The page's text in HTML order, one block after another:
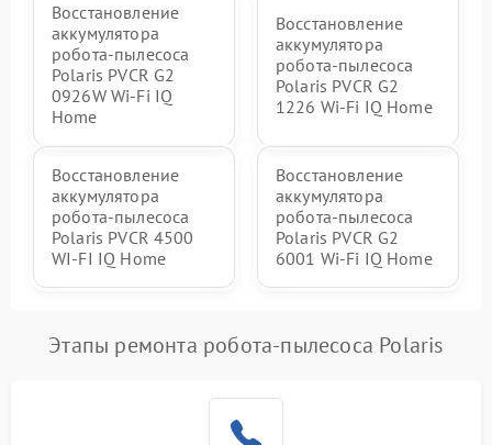
Восстановление
аккумулятора
робота-пылесоса
Polaris PVCR G2
0926W Wi-Fi IQ
Home
Восстановление
аккумулятора
робота-пылесоса
Polaris PVCR G2
1226 Wi-Fi IQ Home
Восстановление
аккумулятора
робота-пылесоса
Polaris PVCR 4500
WI-FI IQ Home
Восстановление
аккумулятора
робота-пылесоса
Polaris PVCR G2
6001 Wi-Fi IQ Home
Этапы ремонта робота-пылесоса Polaris